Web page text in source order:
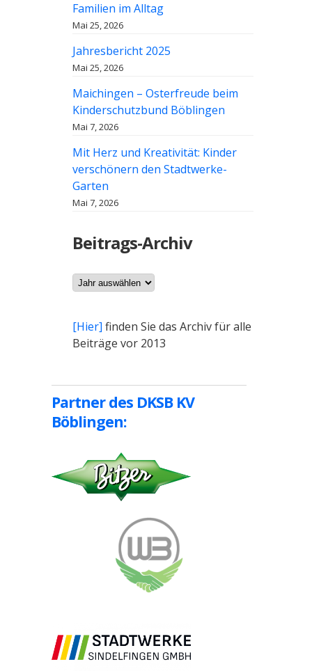
Familien im Alltag
Mai 25, 2026
Jahresbericht 2025
Mai 25, 2026
Maichingen – Osterfreude beim
Kinderschutzbund Böblingen
Mai 7, 2026
Mit Herz und Kreativität: Kinder
verschönern den Stadtwerke-
Garten
Mai 7, 2026
Beitrags-Archiv
Archiv
[Hier] finden Sie das Archiv für alle
Beiträge vor 2013
Partner des DKSB KV
Böblingen: